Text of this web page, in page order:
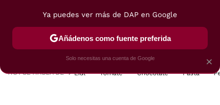
POSTRES VIAJES SELECCIÓN VEGUI
HOY SE HABLA DE Lidl Tomate Chocolate Pasta
×
Ya puedes ver más de DAP en Google
Añádenos como fuente preferida
Solo necesitas una cuenta de Google